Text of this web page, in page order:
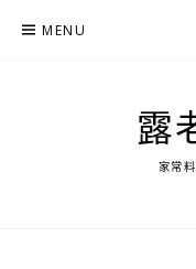
MENU
露
家常